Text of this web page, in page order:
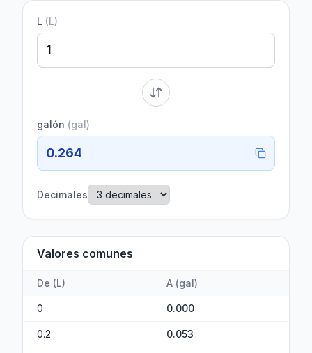
L (L)
galón (gal)
0.264
Decimales
Valores comunes
De (L) A (gal)
0 0.000
0.2 0.053